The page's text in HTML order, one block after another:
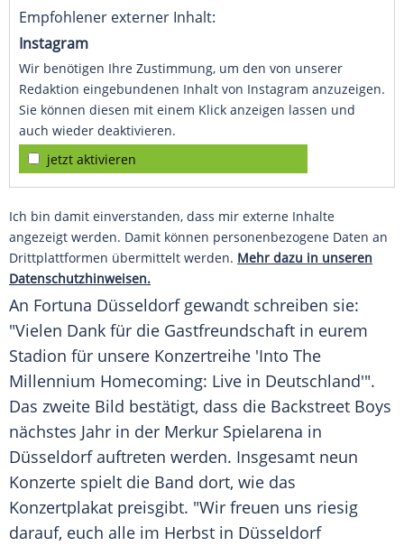
Empfohlener externer Inhalt:
Instagram
Wir benötigen Ihre Zustimmung, um den von unserer
Redaktion eingebundenen Inhalt von Instagram anzuzeigen.
Sie können diesen mit einem Klick anzeigen lassen und
auch wieder deaktivieren.
jetzt aktivieren
Ich bin damit einverstanden, dass mir externe Inhalte
angezeigt werden. Damit können personenbezogene Daten an
Drittplattformen übermittelt werden. Mehr dazu in unseren
Datenschutzhinweisen.
An Fortuna Düsseldorf gewandt schreiben sie:
"Vielen Dank für die Gastfreundschaft in eurem
Stadion für unsere Konzertreihe 'Into The
Millennium Homecoming: Live in Deutschland'".
Das zweite Bild bestätigt, dass die Backstreet Boys
nächstes Jahr in der Merkur Spielarena in
Düsseldorf auftreten werden. Insgesamt neun
Konzerte spielt die Band dort, wie das
Konzertplakat preisgibt. "Wir freuen uns riesig
darauf, euch alle im Herbst in Düsseldorf